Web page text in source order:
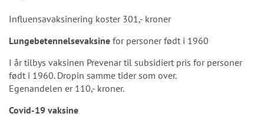
Influensavaksinering koster 301,- kroner
Lungebetennelsevaksine for personer født i 1960
I år tilbys vaksinen Prevenar til subsidiert pris for personer
født i 1960. Dropin samme tider som over.
Egenandelen er 110,- kroner.
Covid-19 vaksine